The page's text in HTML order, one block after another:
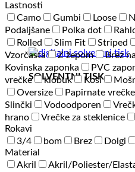
SOLVENTNI TISK
Lastnosti
Camo
Gumbi Loose
Podaljšane
Polka dot
Rolled
Slim Fit Striped
Vzorčasta
Z žepom Brez
Kovinska zaponka
PVC
vrečke
klobuk Koši
Oversize
Papirnate vrečke
Slinčki
Vodoodporen
hrano
Vrečke za steklenice
Rokavi
3/4
bom Brez Dolgi
Material
Akril
Akril/Poliester/